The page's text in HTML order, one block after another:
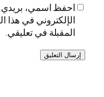
احفظ اسمي، بريدي
الإلكتروني في هذا
المقبلة في تعليقي.